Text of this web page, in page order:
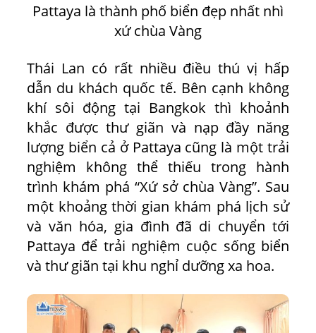
Pattaya là thành phố biển đẹp nhất nhì
xứ chùa Vàng
Thái Lan có rất nhiều điều thú vị hấp
dẫn du khách quốc tế. Bên cạnh không
khí sôi động tại Bangkok thì khoảnh
khắc được thư giãn và nạp đầy năng
lượng biển cả ở Pattaya cũng là một trải
nghiệm không thể thiếu trong hành
trình khám phá “Xứ sở chùa Vàng”. Sau
một khoảng thời gian khám phá lịch sử
và văn hóa, gia đình đã di chuyển tới
Pattaya để trải nghiệm cuộc sống biển
và thư giãn tại khu nghỉ dưỡng xa hoa.